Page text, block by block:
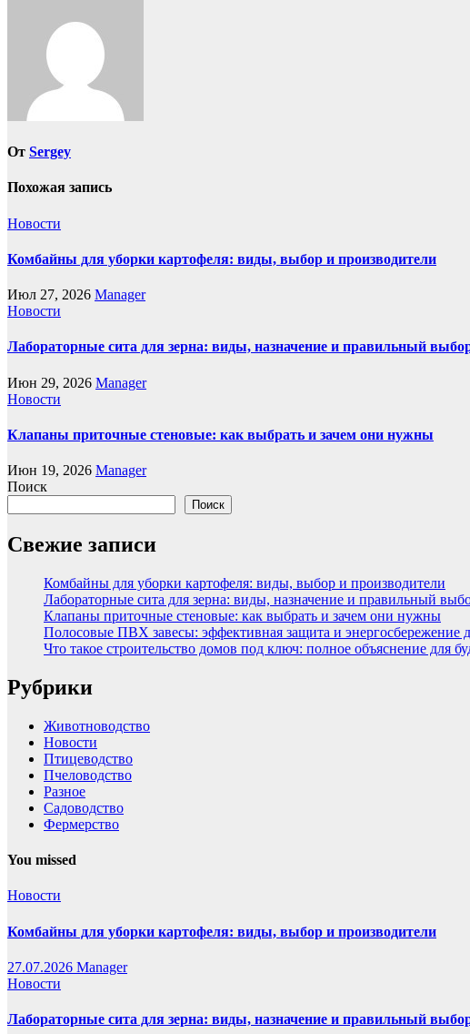
От Sergey
Похожая запись
Новости
Комбайны для уборки картофеля: виды, выбор и производители
Июл 27, 2026 Manager
Новости
Лабораторные сита для зерна: виды, назначение и правильный
Июн 29, 2026 Manager
Новости
Клапаны приточные стеновые: как выбрать и зачем они нужны
Июн 19, 2026 Manager
Поиск
Поиск
Свежие записи
Комбайны для уборки картофеля: виды, выбор и производители
Лабораторные сита для зерна: виды, назначение и правильный
Клапаны приточные стеновые: как выбрать и зачем они нужны
Полосовые ПВХ завесы: эффективная защита и энергосбережение
Что такое строительство домов под ключ: полное объяснение для
Рубрики
Животноводство
Новости
Птицеводство
Пчеловодство
Разное
Садоводство
Фермерство
You missed
Новости
Комбайны для уборки картофеля: виды, выбор и производители
27.07.2026 Manager
Новости
Лабораторные сита для зерна: виды, назначение и правильный